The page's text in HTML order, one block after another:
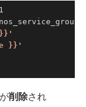
}}'
削除され